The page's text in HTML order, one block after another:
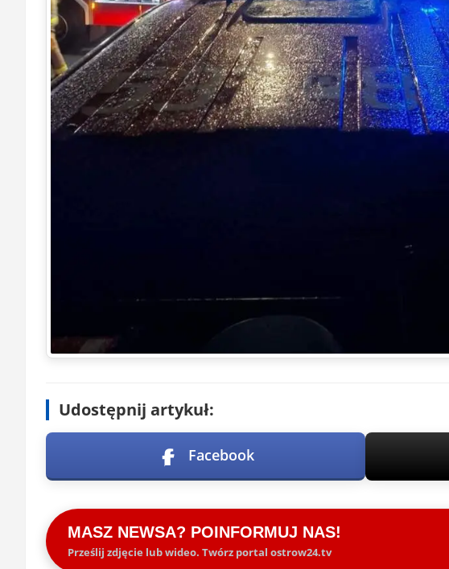
Udostępnij artykuł:
Facebook
MASZ NEWSA? POINFORMUJ NAS!
Prześlij zdjęcie lub wideo. Twórz portal ostrow24.tv